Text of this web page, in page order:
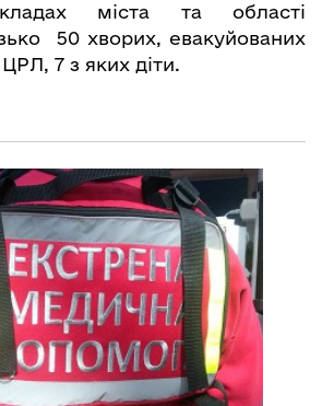
міста та області
50 хворих, евакуйованих
7 з яких діти.